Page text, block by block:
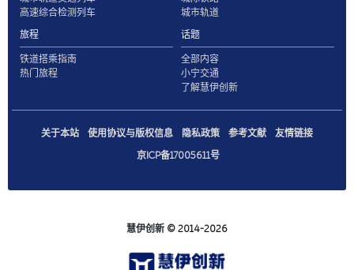
高速综合检测列车
城市轨道
旅程
铁道搭乘指南
热门旅程
话题
全部内容
小宁交通
了解慧伊创新
关于本站 使用协议与版权信息 隐私政策 参考文献
友情链接
京ICP备17005611号
慧伊创新 © 2014-2026